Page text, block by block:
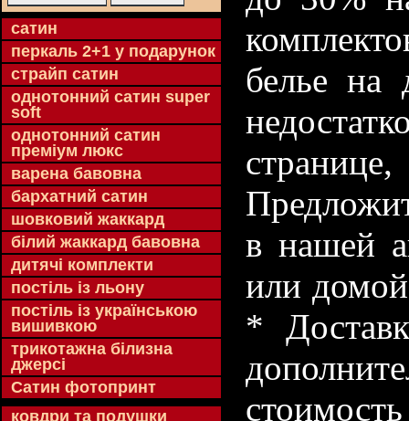
cатин
перкаль 2+1 у подарунок
страйп сатин
однотонний сатин super
soft
однотонний сатин
преміум люкс
варена бавовна
бархатний сатин
шовковий жаккард
білий жаккард бавовна
дитячі комплекти
постіль із льону
постіль із українською
вишивкою
трикотажна білизна
джерсі
Сатин фотопринт
ковдри та подушки
белье на
в нашей
или
*